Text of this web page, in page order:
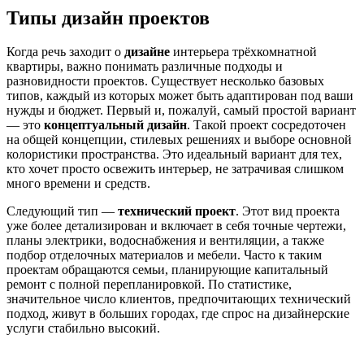
Типы дизайн проектов
Когда речь заходит о дизайне интерьера трёхкомнатной
квартиры, важно понимать различные подходы и
разновидности проектов. Существует несколько базовых
типов, каждый из которых может быть адаптирован под ваши
нужды и бюджет. Первый и, пожалуй, самый простой вариант
— это концептуальный дизайн. Такой проект сосредоточен
на общей концепции, стилевых решениях и выборе основной
колористики пространства. Это идеальный вариант для тех,
кто хочет просто освежить интерьер, не затрачивая слишком
много времени и средств.
Следующий тип — технический проект. Этот вид проекта
уже более детализирован и включает в себя точные чертежи,
планы электрики, водоснабжения и вентиляции, а также
подбор отделочных материалов и мебели. Часто к таким
проектам обращаются семьи, планирующие капитальный
ремонт с полной перепланировкой. По статистике,
значительное число клиентов, предпочитающих технический
подход, живут в больших городах, где спрос на дизайнерские
услуги стабильно высокий.